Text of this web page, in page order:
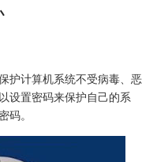
护计算机系统不受病毒、恶
设置密码来保护自己的系
码。